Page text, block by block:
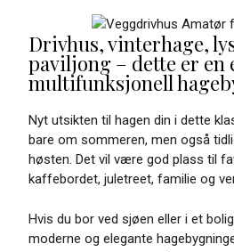
Drivhus, vinterhage,
paviljong – dette er en
multifunksjonell
Nyt utsikten til hagen din i dette
bare om sommeren, men også
høsten. Det vil være god plass til
kaffebordet, juletreet, familie og
Hvis du bor ved sjøen eller i et
moderne og elegante